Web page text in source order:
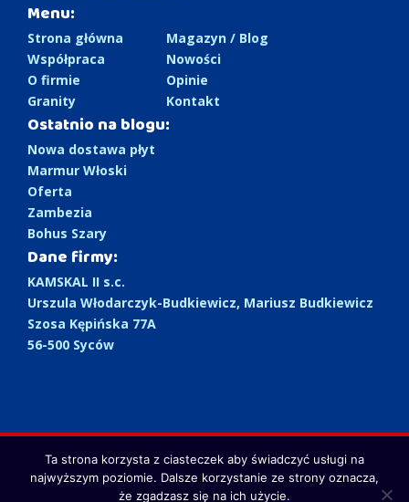
Menu:
Strona główna
Współpraca
O firmie
Granity
Magazyn / Blog
Nowości
Opinie
Kontakt
Ostatnio na blogu:
Nowa dostawa płyt
Marmur Włoski
Oferta
Zambezia
Bohus Szary
Dane firmy:
KAMSKAL II s.c.
Urszula Włodarczyk-Budkiewicz, Mariusz Budkiewicz
Szosa Kępińska 77A
56-500 Syców
Copyright 2026 Kamskal. Strona stworzona przezEleven
Byte.
Ta strona korzysta z ciasteczek aby świadczyć usługi na
najwyższym poziomie. Dalsze korzystanie ze strony oznacza,
że zgadzasz się na ich użycie.